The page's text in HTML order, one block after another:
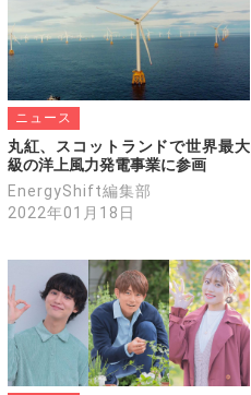
ニュース
丸紅、スコットランドで世界最大
級の洋上風力発電事業に参画
EnergyShift編集部
2022年01月18日